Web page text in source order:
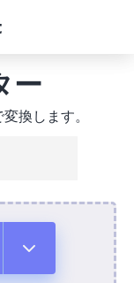
ー
換します。